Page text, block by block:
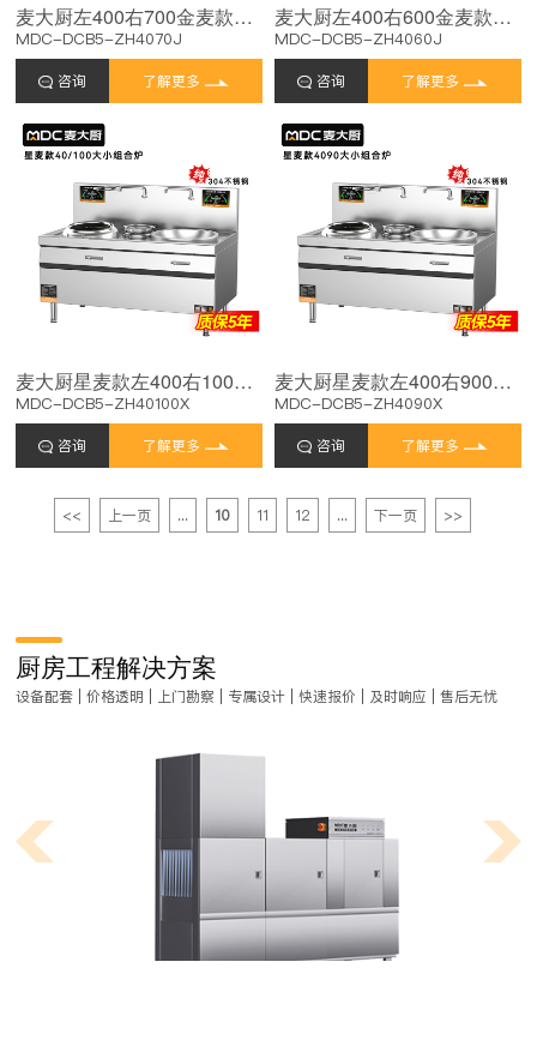
麦大厨左400右700金麦款大小组合炉商用
MDC-DCB5-ZH4070J
咨询 了解更多
麦大厨左400右600金麦款大小组合炉商用
MDC-DCB5-ZH4060J
咨询 了解更多
麦大厨星麦款左400右1000大小组合炉商用
MDC-DCB5-ZH40100X
咨询 了解更多
麦大厨星麦款左400右900大小组合炉商用
MDC-DCB5-ZH4090X
咨询 了解更多
<< 上一页 ... 10 11 12 ... 下一页 >>
厨房工程解决方案
设备配套 | 价格透明 | 上门勘察 | 专属设计 | 快速报价 | 及时响应 | 售后无忧